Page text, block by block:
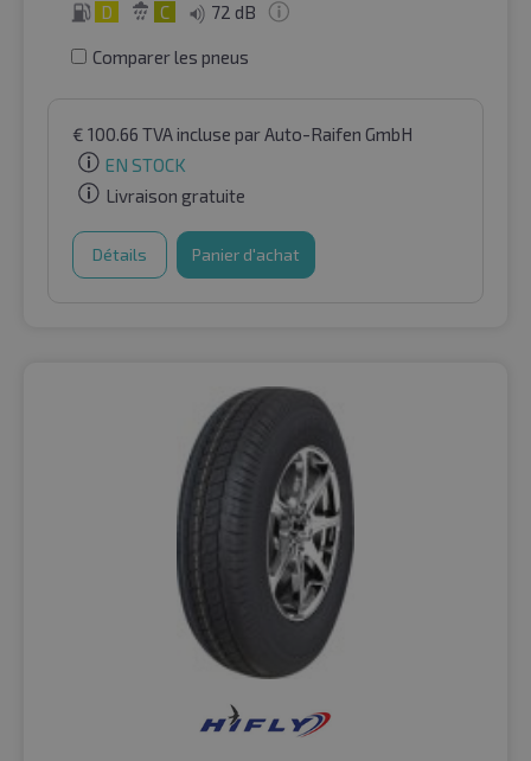
D C 72 dB
Comparer les pneus
€ 100.66 TVA incluse par Auto-Raifen GmbH
EN STOCK
Livraison gratuite
Détails Panier d'achat